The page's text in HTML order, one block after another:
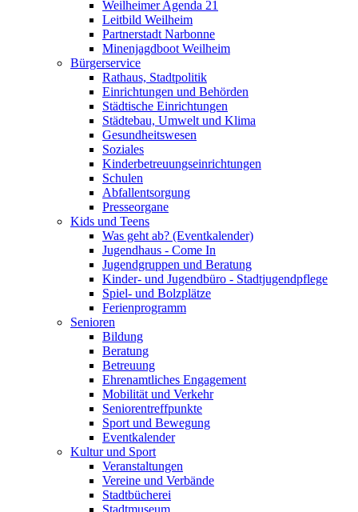
Weilheimer Agenda 21
Leitbild Weilheim
Partnerstadt Narbonne
Minenjagdboot Weilheim
Bürgerservice
Rathaus, Stadtpolitik
Einrichtungen und Behörden
Städtische Einrichtungen
Städtebau, Umwelt und Klima
Gesundheitswesen
Soziales
Kinderbetreuungseinrichtungen
Schulen
Abfallentsorgung
Presseorgane
Kids und Teens
Was geht ab? (Eventkalender)
Jugendhaus - Come In
Jugendgruppen und Beratung
Kinder- und Jugendbüro - Stadtjugendpflege
Spiel- und Bolzplätze
Ferienprogramm
Senioren
Bildung
Beratung
Betreuung
Ehrenamtliches Engagement
Mobilität und Verkehr
Seniorentreffpunkte
Sport und Bewegung
Eventkalender
Kultur und Sport
Veranstaltungen
Vereine und Verbände
Stadtbücherei
Stadtmuseum